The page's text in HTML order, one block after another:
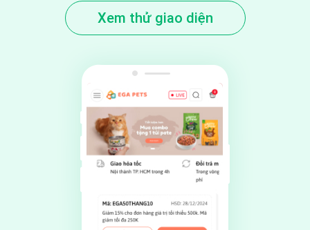
Xem thử giao diện